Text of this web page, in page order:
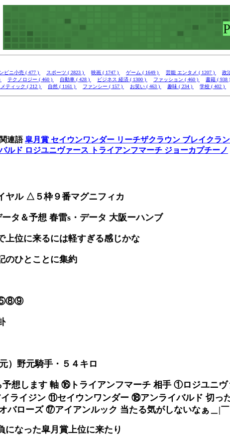
ビニ小売 ( 477 ) スポーツ ( 2823 ) 映画 ( 1747 ) ゲーム ( 1649 ) 芸能 エンタメ ( 1207 ) 政
テクノロジー ( 460 ) 自動車 ( 428 ) ビジネス 経済 ( 1300 ) ファッション ( 460 ) 書籍 ( 938 )
ティック ( 212 ) 自然 ( 1161 ) ファンシー ( 157 ) お笑い ( 463 ) 趣味 ( 234 ) 学校 ( 402 )
関連語皐月賞 セイウンワンダー リーチザクラウン ブレイクラ
ルド ロジユニヴァース トライアンフマーチ ジョーカプチーノ
ヤル △５枠９番マグニフィカ
タ＆予想 春雷s・データ 大阪ーハンブ
上位に来るには軽すぎる感じかな
のひとことに集約
）野元騎手・５４キロ
予想します 軸 ⑯トライアンフマーチ 相手 ①ロジユニヴ
ライジン ⑪セイウンワンダー ⑱アンライバルド 切っ
ローズ ⑰アイアンルック 当たる気がしないなぁ＿|
になった皐月賞上位に来たり